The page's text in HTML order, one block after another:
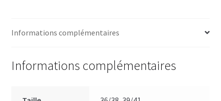
Informations complémentaires
Informations complémentaires